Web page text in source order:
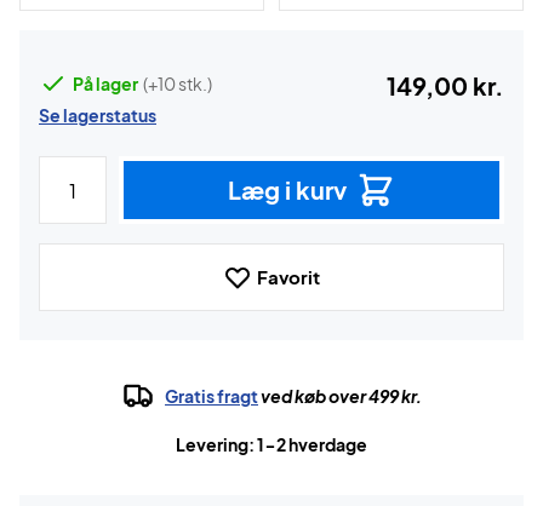
På lager (+10 stk.)
Se lagerstatus
149,00 kr.
Læg i kurv
Favorit
Gratis fragtved køb over 499 kr.
Levering: 1-2 hverdage